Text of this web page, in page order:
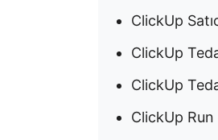
ClickUp
ClickUp
ClickUp
ClickUp